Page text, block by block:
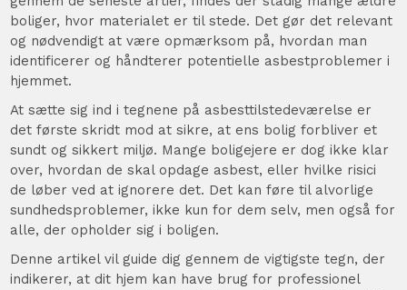
boliger, hvor materialet er til stede. Det gør det relevant
og nødvendigt at være opmærksom på, hvordan man
identificerer og håndterer potentielle asbestproblemer i
hjemmet.
At sætte sig ind i tegnene på asbesttilstedeværelse er
det første skridt mod at sikre, at ens bolig forbliver et
sundt og sikkert miljø. Mange boligejere er dog ikke klar
over, hvordan de skal opdage asbest, eller hvilke risici
de løber ved at ignorere det. Det kan føre til alvorlige
sundhedsproblemer, ikke kun for dem selv, men også for
alle, der opholder sig i boligen.
Denne artikel vil guide dig gennem de vigtigste tegn, der
indikerer, at dit hjem kan have brug for professionel